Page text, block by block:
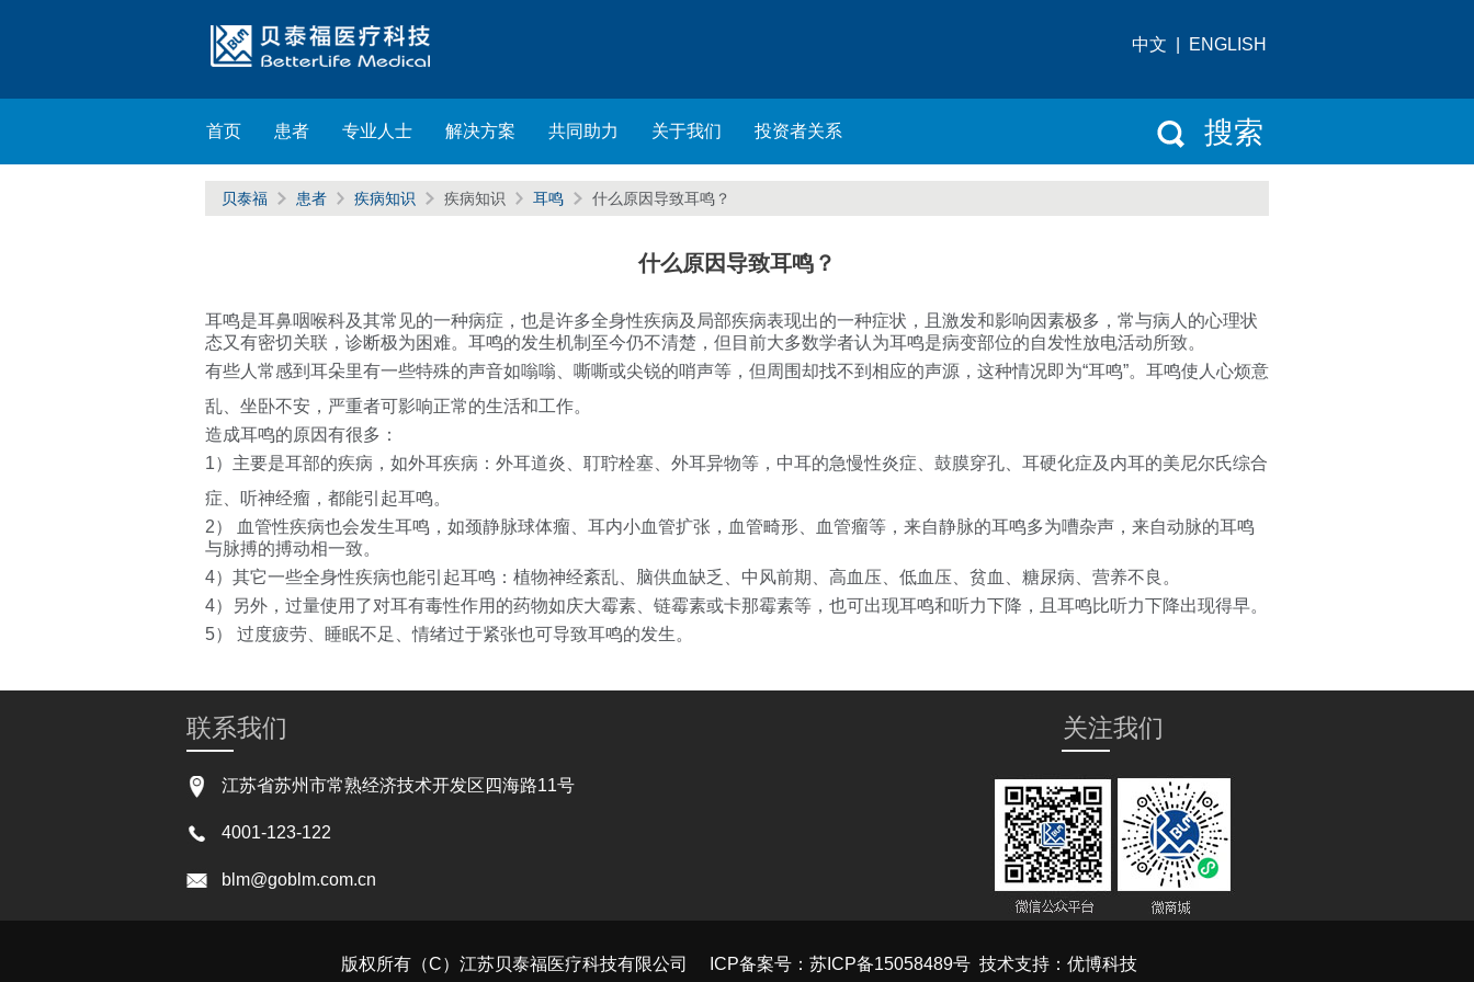
中文 ENGLISH
搜索
首页 患者 专业人士 解决方案 共同助力 关于我们 投资者关系
贝泰福 患者 疾病知识 疾病知识 耳鸣 什么原因导致耳鸣？
什么原因导致耳鸣？
耳鸣是耳鼻咽喉科及其常见的一种病症，也是许多全身性疾病及局部疾病表现出的一种症状，且激发和影响因素极多，常与病人的心理状
态又有密切关联，诊断极为困难。耳鸣的发生机制至今仍不清楚，但目前大多数学者认为耳鸣是病变部位的自发性放电活动所致。
有些人常感到耳朵里有一些特殊的声音如嗡嗡、嘶嘶或尖锐的哨声等，但周围却找不到相应的声源，这种情况即为“耳鸣”。耳鸣使人心烦意
乱、坐卧不安，严重者可影响正常的生活和工作。
造成耳鸣的原因有很多：
1）主要是耳部的疾病，如外耳疾病：外耳道炎、耵聍栓塞、外耳异物等，中耳的急慢性炎症、鼓膜穿孔、耳硬化症及内耳的美尼尔氏综合
症、听神经瘤，都能引起耳鸣。
2） 血管性疾病也会发生耳鸣，如颈静脉球体瘤、耳内小血管扩张，血管畸形、血管瘤等，来自静脉的耳鸣多为嘈杂声，来自动脉的耳鸣
与脉搏的搏动相一致。
4）其它一些全身性疾病也能引起耳鸣：植物神经紊乱、脑供血缺乏、中风前期、高血压、低血压、贫血、糖尿病、营养不良。
4）另外，过量使用了对耳有毒性作用的药物如庆大霉素、链霉素或卡那霉素等，也可出现耳鸣和听力下降，且耳鸣比听力下降出现得早。
5） 过度疲劳、睡眠不足、情绪过于紧张也可导致耳鸣的发生。
联系我们
江苏省苏州市常熟经济技术开发区四海路11号
4001-123-122
blm@goblm.com.cn
关注我们
版权所有（C）江苏贝泰福医疗科技有限公司 ICP备案号： 苏ICP备15058489号 技术支持： 优博科技